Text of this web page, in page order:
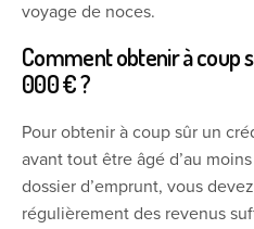
voyage de noces.
Comment obtenir à coup
000 € ?
Pour obtenir à coup sûr un
avant tout être âgé d’au
dossier d’emprunt, vous
régulièrement des revenus